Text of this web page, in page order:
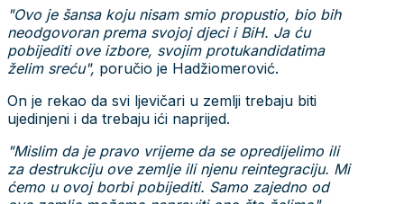
"Ovo je šansa koju nisam smio propustio, bio bih
neodgovoran prema svojoj djeci i BiH. Ja ću
pobijediti ove izbore, svojim protukandidatima
želim sreću", poručio je Hadžiomerović.
On je rekao da svi ljevičari u zemlji trebaju biti
ujedinjeni i da trebaju ići naprijed.
"Mislim da je pravo vrijeme da se opredijelimo ili
za destrukciju ove zemlje ili njenu reintegraciju. Mi
ćemo u ovoj borbi pobijediti. Samo zajedno od